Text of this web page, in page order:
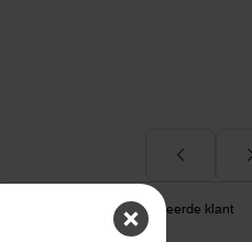
Geverifieerde klant
5,0 van 5 sterren